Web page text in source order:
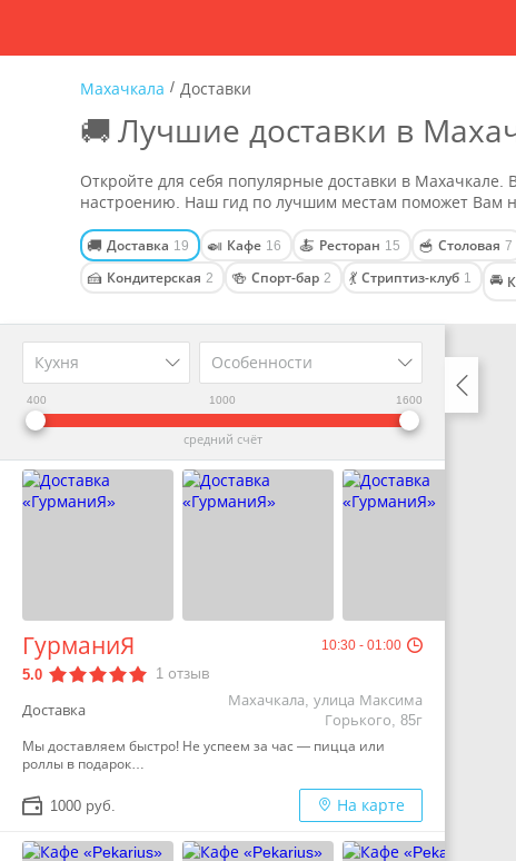
Махачкала / Доставки
🚚 Лучшие доставки в
Откройте для себя популярные доставки в
настроению. Наш гид по лучшим местам поможет Вам
🚚 Доставка 19 🍛 Кафе 16 🍝 Ресторан 15 🥣 Столовая 7
🍰 Кондитерская 2 🍻 Спорт-бар 2 💃 Стриптиз-клуб 1 🚘
Кухня Особенности
400 1000 1600
средний счёт
ГурманиЯ 10:30 - 01:00
5.0 1 отзыв
Доставка
Махачкала, улица Максима
Горького, 85г
Мы доставляем быстро! Не успеем за час — пицца или
роллы в подарок…
1000 руб. На карте